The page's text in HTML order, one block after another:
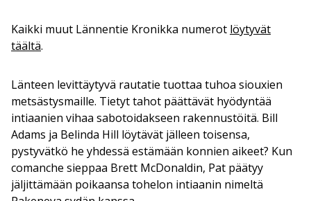
Kaikki muut Lännentie Kronikka numerot löytyvät
täältä.
Länteen levittäytyvä rautatie tuottaa tuhoa siouxien
metsästysmaille. Tietyt tahot päättävät hyödyntää
intiaanien vihaa sabotoidakseen rakennustöitä. Bill
Adams ja Belinda Hill löytävät jälleen toisensa,
pystyvätkö he yhdessä estämään konnien aikeet? Kun
comanche sieppaa Brett McDonaldin, Pat päätyy
jäljittämään poikaansa tohelon intiaanin nimeltä